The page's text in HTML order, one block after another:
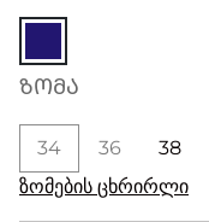
ᲖᲝᲛᲐ
34 36 38
ზომების ცხრირლი